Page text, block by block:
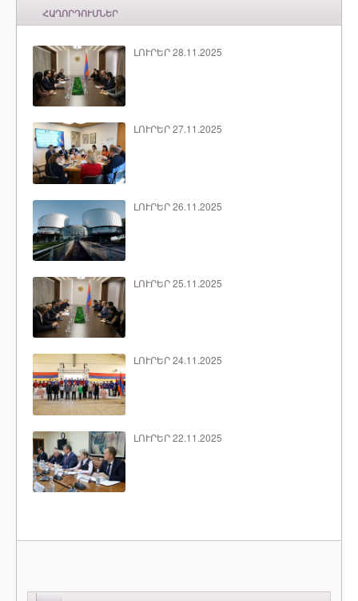
ՀԱՂՈՐԴՈՒՄՆԵՐ
ԼՈՒՐԵՐ 28.11.2025
ԼՈՒՐԵՐ 27.11.2025
ԼՈՒՐԵՐ 26.11.2025
ԼՈՒՐԵՐ 25.11.2025
ԼՈՒՐԵՐ 24.11.2025
ԼՈՒՐԵՐ 22.11.2025